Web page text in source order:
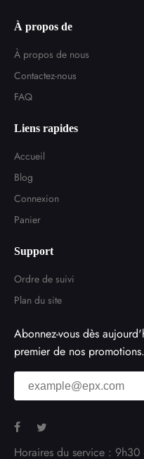
À propos de
À propos de nous
Contactez-nous
FAQ
Liens rapides
Accueil
Blog
Connexion
Panier
Support
Ordre de suivi
Plan du site
Abonnez-vous dès
premier de nos promotions.
Horaires du service : 9h30